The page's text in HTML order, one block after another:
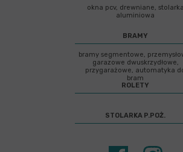
bramy segmentowe,
garazowe dwuskrzydłowe,
przygarażowe, automatyka
bram
okna pcv, drewniane, stolarka
aluminiowa
STOLARKA P.POŻ.
ROLETY
BRAMY